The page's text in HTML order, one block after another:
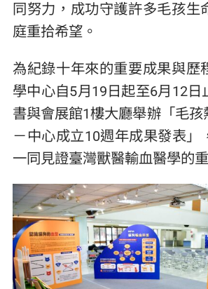
同努力，成功守護許多毛孩生
庭重拾希望。
為紀錄十年來的重要成果與歷
學中心自5月19日起至6月12日
書與會展館1樓大廳舉辦「毛
－中心成立10週年成果發表」
一同見證臺灣獸醫輸血醫學的